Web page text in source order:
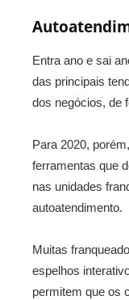
Entra ano e sai
das principais
dos negócios, de
Para 2020,
ferramentas que
nas unidades
autoatendimento.
Muitas
espelhos
permitem que os